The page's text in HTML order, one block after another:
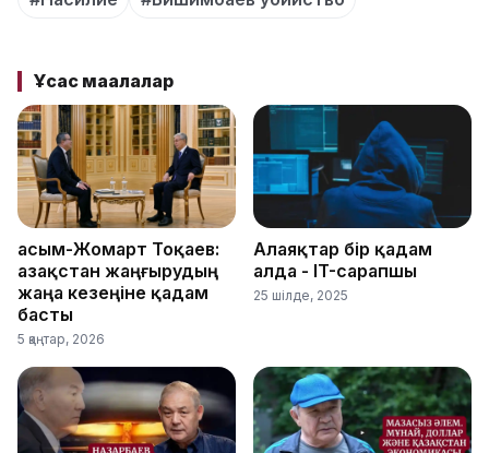
Ұқсас мақалалар
Қасым-Жомарт Тоқаев:
Қазақстан жаңғырудың
жаңа кезеңіне қадам
басты
5 қаңтар, 2026
Алаяқтар бір қадам
алда - IT-сарапшы
25 шілде, 2025